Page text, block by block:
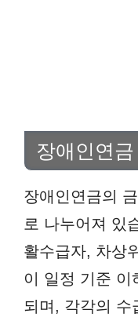
장애인연
장애인연금의
로 나누어져 있
활수급자, 차상
이 일정 기준 이
되며, 각각의 수